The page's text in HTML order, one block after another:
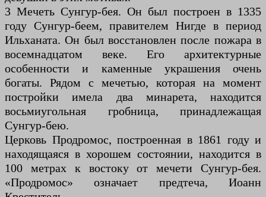
3 Мечеть Сунгур-бея. Он был построен в 1335
году Сунгур-беем, правителем Нигде в период
Ильханата. Он был восстановлен после пожара в
восемнадцатом веке. Его архитектурные
особенности и каменные украшения очень
богаты. Рядом с мечетью, которая на момент
постройки имела два минарета, находится
восьмиугольная гробница, принадлежащая
Сунгур-бею.
Церковь Продромос, построенная в 1861 году и
находящаяся в хорошем состоянии, находится в
100 метрах к востоку от мечети Сунгур-бея.
«Продромос» означает предтеча, Иоанн